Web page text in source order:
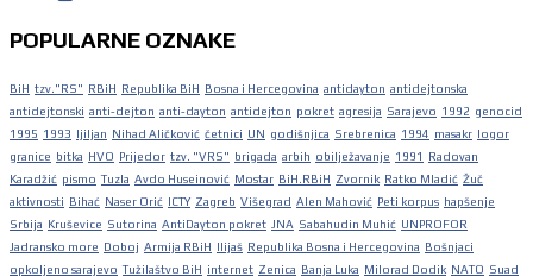
POPULARNE OZNAKE
BiH tzv."RS" RBiH Republika BiH Bosna i Hercegovina antidayton antidejtonska
antidejtonski anti-dejton anti-dayton antidejton pokret agresija Sarajevo 1992 genocid
1995 1993 ljiljan Nihad Aličković četnici UN godišnjica Srebrenica 1994 masakr logor
granice bitka HVO Prijedor tzv. "VRS" brigada arbih obilježavanje 1991
Radovan
Karadžić pismo Tuzla Avdo Huseinović Mostar BiH.RBiH Zvornik Ratko Mladić Žuč
aktivnosti Bihać Naser Orić ICTY Zagreb Višegrad Alen Mahović Peti korpus hapšenje
Srbija Kruševice Sutorina AntiDayton pokret JNA Sabahudin Muhić UNPROFOR
Jadransko more Doboj Armija RBiH Ilijaš Republika Bosna i Hercegovina Bošnjaci
opkoljeno sarajevo Tužilaštvo BiH internet Zenica Banja Luka Milorad Dodik NATO Suad